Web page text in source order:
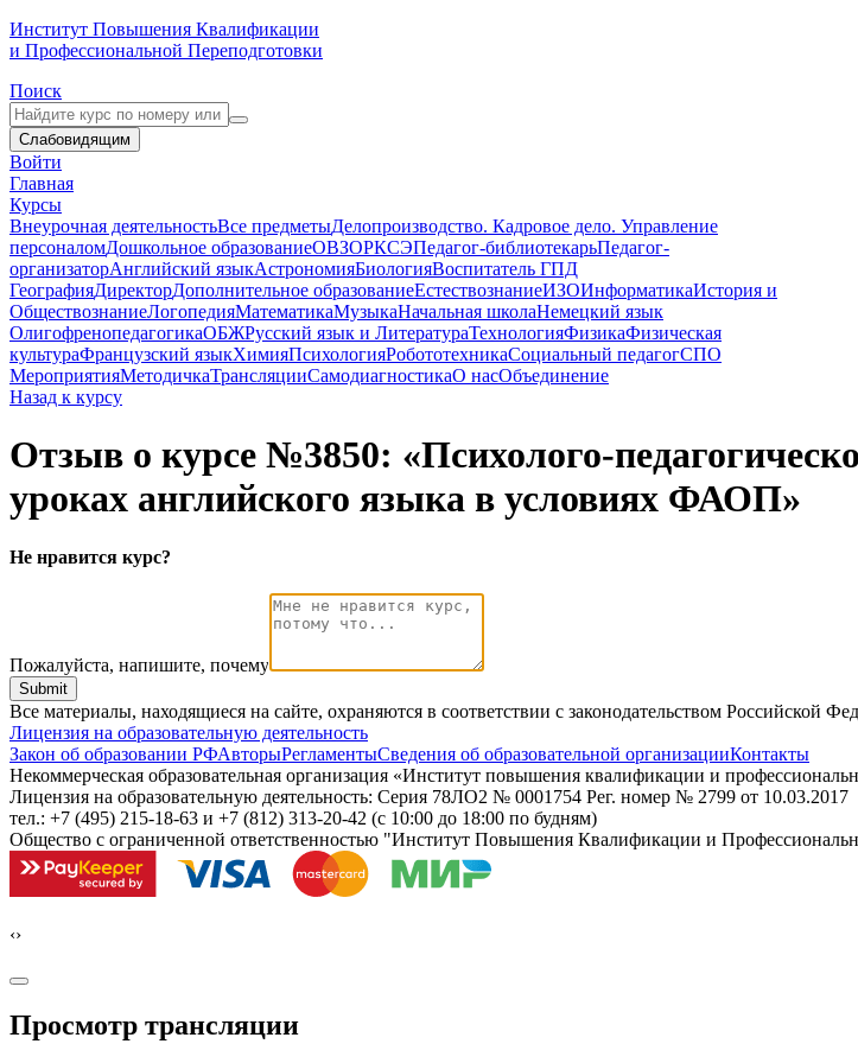
Институт Повышения Квалификации
и Профессиональной Переподготовки
Поиск
Слабовидящим
Войти
Главная
Курсы
Внеурочная деятельностьВсе предметыДелопроизводство. Кадровое дело. Управление
персоналомДошкольное образованиеОВЗОРКСЭПедагог-библиотекарьПедагог-
организаторАнглийский языкАстрономияБиологияВоспитатель ГПД
ГеографияДиректорДополнительное образованиеЕстествознаниеИЗОИнформатикаИстория и
ОбществознаниеЛогопедияМатематикаМузыкаНачальная школаНемецкий язык
ОлигофренопедагогикаОБЖРусский язык и ЛитератураТехнологияФизикаФизическая
культураФранцузский языкХимияПсихологияРобототехникаСоциальный педагогСПО
МероприятияМетодичкаТрансляцииСамодиагностикаО насОбъединение
Назад к курсу
Отзыв о курсе №3850: «Психолого-
уроках английского языка в условиях ФАОП»
Не нравится курс?
Пожалуйста, напишите, почему
Submit
Все материалы, находящиеся на сайте, охраняются в соответствии с законодательством Российской
Лицензия на образовательную деятельность
Закон об образовании РФАвторыРегламентыСведения об образовательной организацииКонтакты
Некоммерческая образовательная организация «Институт повышения квалификации и
Лицензия на образовательную деятельность: Серия 78ЛО2 № 0001754 Рег. номер № 2799 от 10.03.2017
тел.: +7 (495) 215-18-63 и +7 (812) 313-20-42 (с 10:00 до 18:00 по будням)
Общество с ограниченной ответственностью "Институт Повышения Квалификации и
‹›
Просмотр трансляции